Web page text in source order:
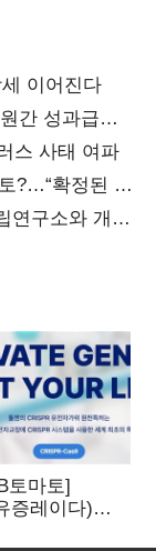
이어진다
간 성과급
스 사태 여파
?…“확정된 바
연구소와 개발
토마토]
증레이다)